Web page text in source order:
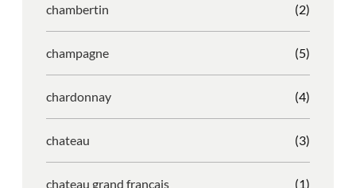
chambertin (2)
champagne (5)
chardonnay (4)
chateau (3)
chateau grand francais (1)